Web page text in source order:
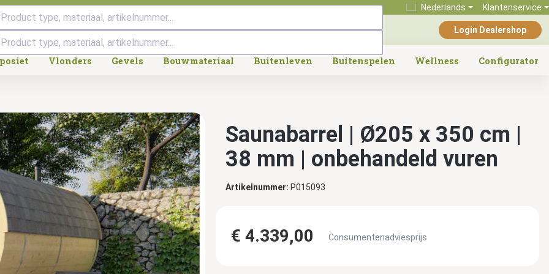
Nederlands Klantenservice
Product type, materiaal, artikelnummer...
Login Dealershop
Vlonders Gevels Bouwmateriaal Buitenleven Buitenspelen Wellness Configurator
Saunabarrel | Ø205 x 350 cm |
38 mm | onbehandeld vuren
Artikelnummer: P015093
€ 4.339,00 Consumentenadviesprijs